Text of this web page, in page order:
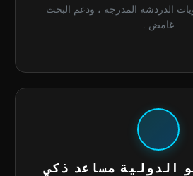
الدردشة المدرجة ، ودعم البحث
غامض .
الدولية مساعد ذكي